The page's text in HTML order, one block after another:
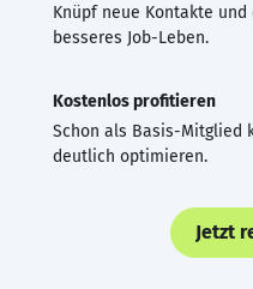
Knüpf neue Kontakte
besseres Job-Leben.
Kostenlos profitieren
Schon als Basis-Mitglied
deutlich optimieren.
Jetzt